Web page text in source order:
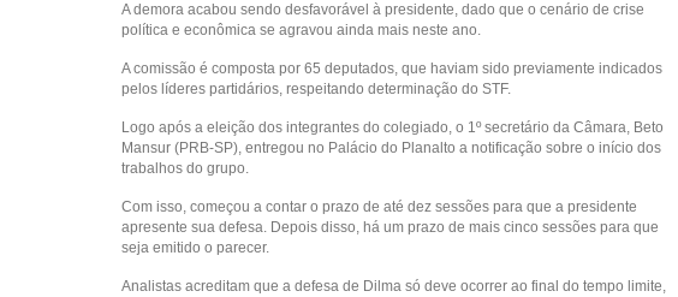
A demora acabou sendo desfavorável à presidente, dado que o cenário de crise
política e econômica se agravou ainda mais neste ano.
A comissão é composta por 65 deputados, que haviam sido previamente indicados
pelos líderes partidários, respeitando determinação do STF.
Logo após a eleição dos integrantes do colegiado, o 1º secretário da Câmara, Beto
Mansur (PRB-SP), entregou no Palácio do Planalto a notificação sobre o início dos
trabalhos do grupo.
Com isso, começou a contar o prazo de até dez sessões para que a presidente
apresente sua defesa. Depois disso, há um prazo de mais cinco sessões para que
seja emitido o parecer.
Analistas acreditam que a defesa de Dilma só deve ocorrer ao final do tempo limite,